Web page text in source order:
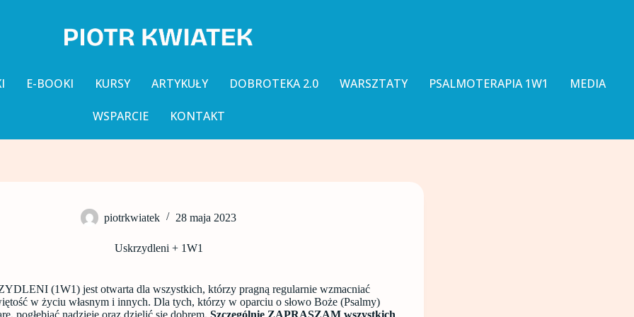
E-BOOKI KURSY ARTYKUŁY DOBROTEKA 2.0 WARSZTATY PSALMOTERAPIA 1W1 MEDIA
WSPARCIE KONTAKT
piotrkwiatek 28 maja 2023
Uskrzydleni + 1W1
(1W1) jest otwarta dla wszystkich, którzy pragną regularnie wzmacniać
w życiu własnym i innych. Dla tych, którzy w oparciu o słowo Boże (Psalmy)
pogłębiać nadzieję oraz dzielić się dobrem. Szczególnie ZAPRASZAM wszystkich